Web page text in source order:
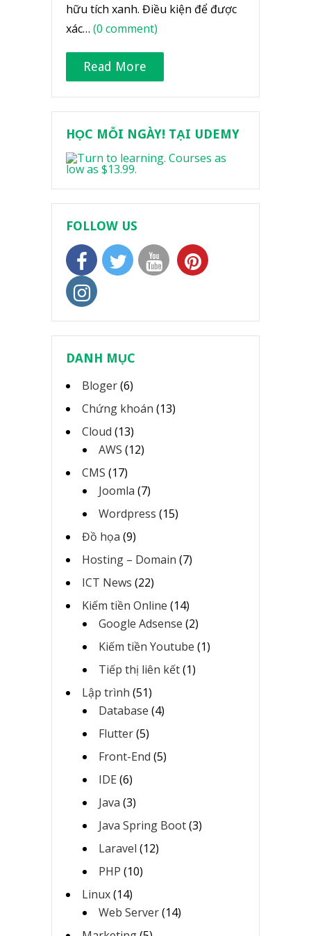
hữu tích xanh. Điều kiện để được
xác… (0 comment)
Read More
HỌC MỖI NGÀY! TẠI UDEMY
FOLLOW US
DANH MỤC
Bloger(6)
Chứng khoán (13)
Cloud (13)
AWS (12)
CMS (17)
Joomla (7)
Wordpress (15)
Đồ họa (9)
Hosting – Domain (7)
ICT News (22)
Kiếm tiền Online (14)
Google Adsense (2)
Kiếm tiền Youtube (1)
Tiếp thị liên kết(1)
Lập trình (51)
Database (4)
Flutter(5)
Front-End (5)
IDE (6)
Java (3)
Java Spring Boot(3)
Laravel (12)
PHP (10)
Linux(14)
Web Server(14)